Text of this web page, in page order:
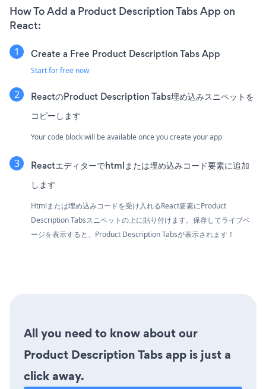
How To Add a Product Description Tabs App on
React:
Create a Free Product Description Tabs App
Start for free now
ReactのProduct Description Tabs埋め込みスニペットを
コピーします
Your code block will be available once you create your app
Reactエディターでhtmlまたは埋め込みコード要素に追加
します
Htmlまたは埋め込みコードを受け入れるReact要素にProduct
Description Tabsスニペットの上に貼り付けます。保存してライブペ
ージを表示すると、Product Description Tabsが表示されます！
All you need to know about our
Product Description Tabs app is just a
click away.